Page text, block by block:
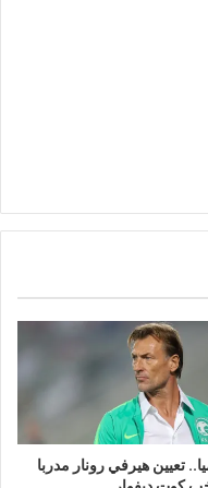
تعيين هيرفي رونار مدربا